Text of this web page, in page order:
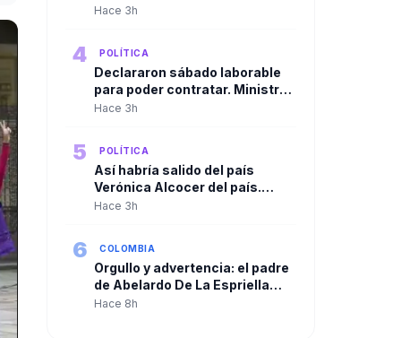
director de la Agencia Nacional
Hace 3h
4 POLÍTICA
Declararon sábado laborable
para poder contratar. Ministro
de Agricultura cuestionó
más de $250.000 millones
Hace 3h
5 POLÍTICA
Así habría salido del país
Verónica Alcocer del país.
Gustavo Petro la habría llevado
Hace 3h
6 COLOMBIA
Orgullo y advertencia: el padre
de Abelardo De La Espriella
habla tras la posesión de su
Hace 8h